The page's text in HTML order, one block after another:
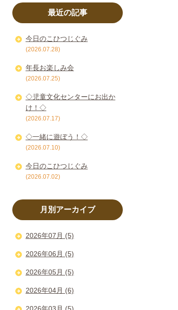
最近の記事
今日のこひつじぐみ
(2026.07.28)
年長お楽しみ会
(2026.07.25)
◇児童文化センターにお出か
け！◇
(2026.07.17)
◇一緒に遊ぼう！◇
(2026.07.10)
今日のこひつじぐみ
(2026.07.02)
月別アーカイブ
2026年07月 (5)
2026年06月 (5)
2026年05月 (5)
2026年04月 (6)